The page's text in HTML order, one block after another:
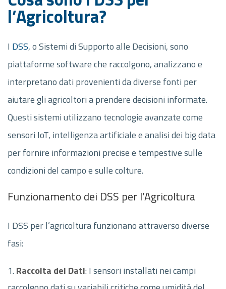
l’Agricoltura?
I DSS, o Sistemi di Supporto alle Decisioni, sono
piattaforme software che raccolgono, analizzano e
interpretano dati provenienti da diverse fonti per
aiutare gli agricoltori a prendere decisioni informate.
Questi sistemi utilizzano tecnologie avanzate come
sensori IoT, intelligenza artificiale e analisi dei big data
per fornire informazioni precise e tempestive sulle
condizioni del campo e sulle colture.
Funzionamento dei DSS per l’Agricoltura
I DSS per l’agricoltura funzionano attraverso diverse
fasi:
Raccolta dei Dati: I sensori installati nei campi